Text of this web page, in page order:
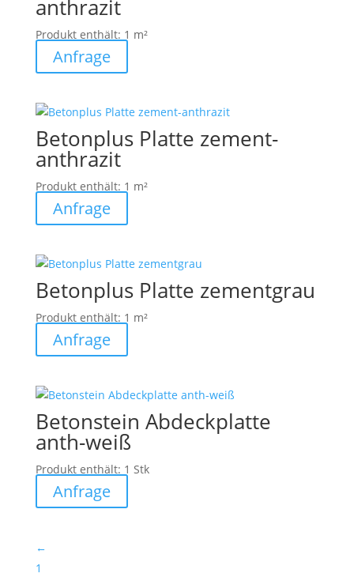
anthrazit
Produkt enthält: 1 m²
Anfrage
Betonplus Platte zement-
anthrazit
Produkt enthält: 1 m²
Anfrage
Betonplus Platte zementgrau
Produkt enthält: 1 m²
Anfrage
Betonstein Abdeckplatte
anth-weiß
Produkt enthält: 1 Stk
Anfrage
←
1